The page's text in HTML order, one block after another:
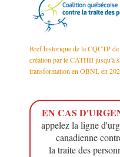
Bref historique de la CQCTP de
création par le CATHII jusqu'à
transformation en OBNL en
EN CAS
appelez la ligne
canadienne
la traite des